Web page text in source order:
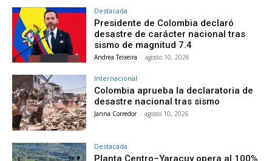
Destacada
Presidente de Colombia declaró
desastre de carácter nacional tras
sismo de magnitud 7.4
Andrea Teixeira - agosto 10, 2026
Internacional
Colombia aprueba la declaratoria de
desastre nacional tras sismo
Janna Corredor - agosto 10, 2026
Destacada
Planta Centro–Yaracuy opera al 100%